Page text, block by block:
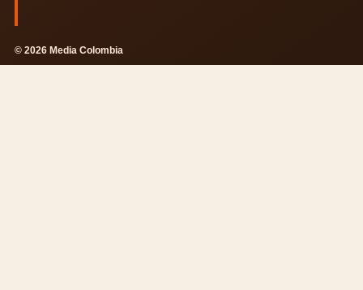
© 2026 Media Colombia